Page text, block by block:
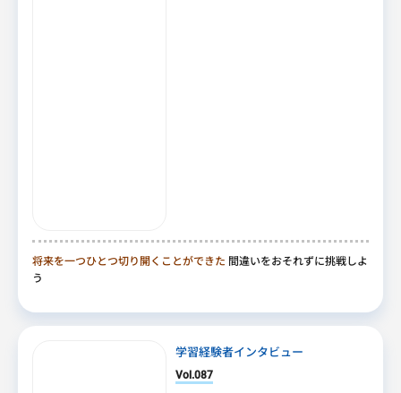
将来を一つひとつ切り開くことができた 間違いをおそれずに挑戦しよ
う
学習経験者インタビュー
Vol.087